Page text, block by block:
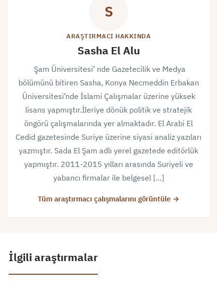
S
ARAŞTIRMACI HAKKINDA
Sasha El Alu
Şam Üniversitesi’ nde Gazetecilik ve Medya
bölümünü bitiren Sasha, Konya Necmeddin Erbakan
Üniversitesi’nde İslami Çalışmalar üzerine yüksek
lisans yapmıştır.İleriye dönük politik ve stratejik
öngörü çalışmalarında yer almaktadır. El Arabi El
Cedid gazetesinde Suriye üzerine siyasi analiz yazıları
yazmıştır. Sada El Şam adlı yerel gazetede editörlük
yapmıştır. 2011-2015 yılları arasında Suriyeli ve
yabancı firmalar ile belgesel […]
Tüm araştırmacı çalışmalarını görüntüle →
İlgili araştırmalar